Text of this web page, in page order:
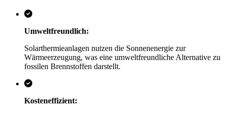
Umweltfreundlich:
Solarthermieanlagen nutzen die Sonnenenergie zur
Wärmeerzeugung, was eine umweltfreundliche Alternative zu
fossilen Brennstoffen darstellt.
Kosteneffizient: